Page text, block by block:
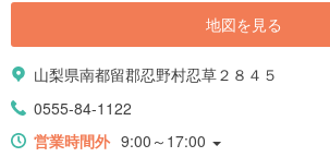
地図を見る
山梨県南都留郡忍野村忍草２８４５
0555-84-1122
営業時間外 9:00～17:00